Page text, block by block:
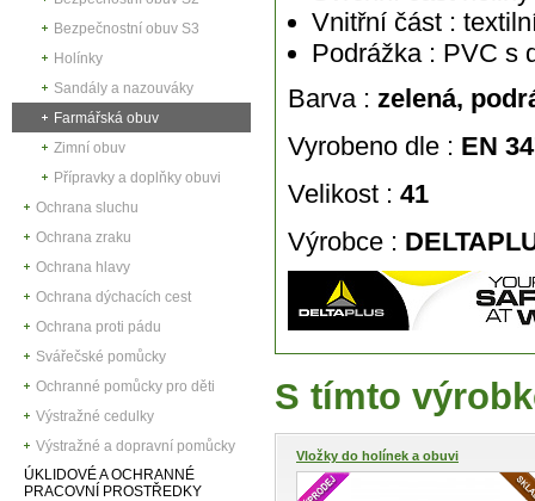
Bezpečnostní obuv S3
Holínky
Sandály a nazouváky
Farmářská obuv
Zimní obuv
Přípravky a doplňky obuvi
Ochrana sluchu
Ochrana zraku
Ochrana hlavy
Ochrana dýchacích cest
Ochrana proti pádu
Svářečské pomůcky
Ochranné pomůcky pro děti
Výstražné cedulky
Výstražné a dopravní pomůcky
ÚKLIDOVÉ A OCHRANNÉ
PRACOVNÍ PROSTŘEDKY
Vnitřní část :
Podrážka : PVC s
Barva : zelená,
Vyrobeno dle : EN
Velikost : 41
Výrobce :
S tímto
Vložky do holínek a obuvi